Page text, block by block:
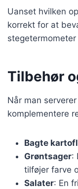
Uanset hvilken
korrekt for at
Tilbehør
Når man
komplementere
Bagte
Grøntsager:
tilføjer farve
Salater: En